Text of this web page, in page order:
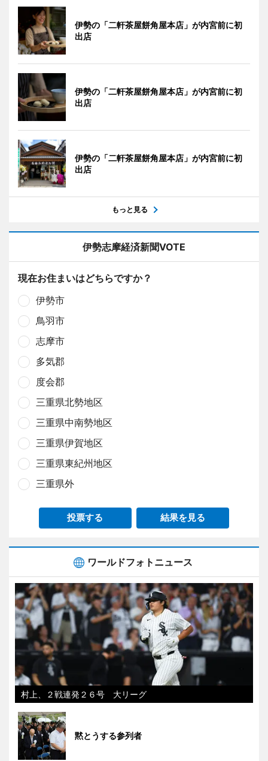
伊勢の「二軒茶屋餅角屋本店」が内宮前に初
出店
伊勢の「二軒茶屋餅角屋本店」が内宮前に初
出店
伊勢の「二軒茶屋餅角屋本店」が内宮前に初
出店
もっと見る
伊勢志摩経済新聞VOTE
現在お住まいはどちらですか？
伊勢市
鳥羽市
志摩市
多気郡
度会郡
三重県北勢地区
三重県中南勢地区
三重県伊賀地区
三重県東紀州地区
三重県外
投票する 結果を見る
ワールドフォトニュース
村上、２戦連発２６号 大リーグ
黙とうする参列者